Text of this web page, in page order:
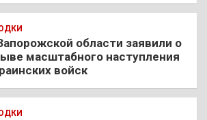
области заявили о
масштабного наступления
войск